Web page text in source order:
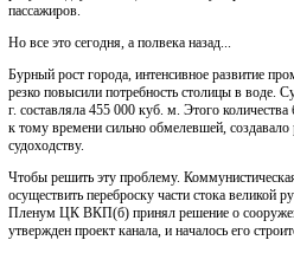
пассажиров.
Но все это сегодня, а полвека назад...
Бурный рост города, интенсивное развитие
резко повысили потребность столицы в воде.
г. составляла 455 000 куб. м. Этого
к тому времени сильно обмелевшей,
судоходству.
Чтобы решить эту проблему.
осуществить переброску части стока
Пленум ЦК ВКП(б) принял решение о
утвержден проект канала, и началось его